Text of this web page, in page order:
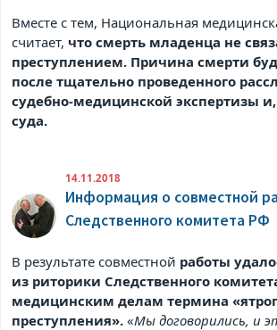
Вместе с тем, Национальная
считает,что смерть младенца не
преступлением. Причина смерти
после тщательно проведенного
судебно-медицинской экспертизы
суда.
14.11.2018
Информация о совместной
Следственного комитета РФ
В результате совместной работы
из риторики Следственного
медицинским делам термина
преступления». «Мы договорились, и